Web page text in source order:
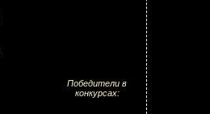
Победители в
конкурсах: